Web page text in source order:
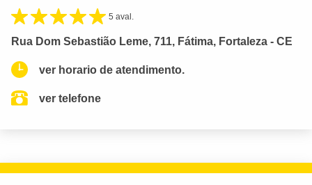
5 aval.
Rua Dom Sebastião Leme, 711, Fátima, Fortaleza - CE
ver horario de atendimento.
ver telefone